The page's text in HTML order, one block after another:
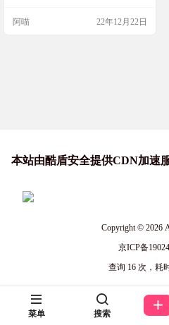
要特色 轻量简洁：Fastapi+Sqlite3+V
阿喵 22年12月22日
本站由酷盾安全提供CDN加速
Copyright © 2026
京ICP备
查询 16 次，耗
菜单 搜索